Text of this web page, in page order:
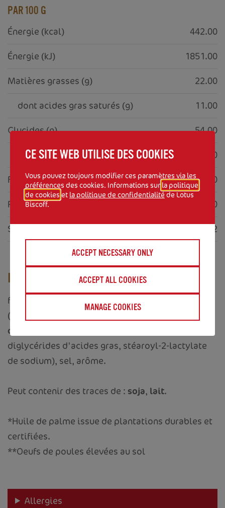
PAR 100 G
Énergie (kcal) 442.00
Énergie (kJ) 1851.00
Matières grasses (g) 22.00
     dont acides gras saturés (g)
11.00
Glucides (g) 54.00
     dont sucres (g)
29.00
Fibres alimentaires (g) 1.20
Protéines (g) 5.30
Sel (g) 0.62
INGRÉDIENTS
farine de
(palme*, colza), sirop de glucose-fructose,
œufs
diglycérides d'acides gras, stéaroyl-2-lactylate
de sodium), sel, arôme.
Peut contenir des traces de : soja, lait.
*Huile de palme issue de plantations durables et
certifiées.
**Oeufs de poules élevées au sol
Allergies
CE SITE WEB UTILISE DES COOKIES
Vous pouvez toujours modifier ces paramètres via les
préférences des cookies. Informations sur la politique
de cookies et la politique de confidentialitéde Lotus
Biscoff.
ACCEPT NECESSARY ONLY
ACCEPT ALL COOKIES
MANAGE COOKIES